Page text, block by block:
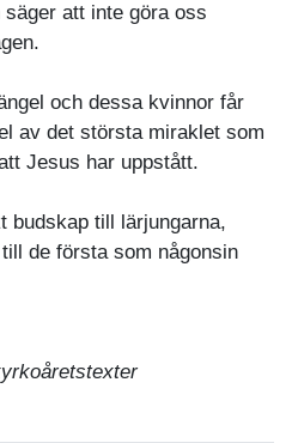
att inte göra oss
och dessa kvinnor får
av det största miraklet som
Jesus har uppstått.
budskap till lärjungarna,
de första som någonsin